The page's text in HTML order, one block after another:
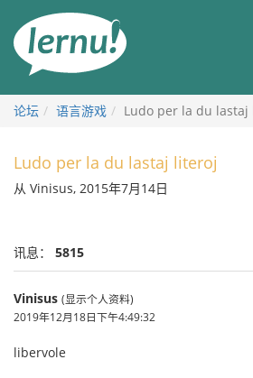
论坛 语言游戏 Ludo per la du lastaj
Ludo per la du lastaj literoj
从 Vinisus, 2015年7月14日
讯息： 5815
Vinisus (显示个人资料)
2019年12月18日下午4:49:32
libervole